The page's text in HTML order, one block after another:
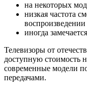
на некоторых
низкая частота
иногда
Телевизоры от
доступную стоимость
современные модели
передачами.